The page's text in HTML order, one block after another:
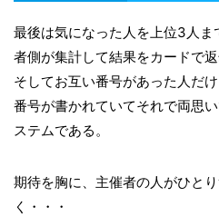
最後は気になった人を上位3人
者側が集計して結果をカードで返
そしてお互い番号があった人だ
番号が書かれていてそれで両思
ステムである。
期待を胸に、主催者の人がひと
く・・・